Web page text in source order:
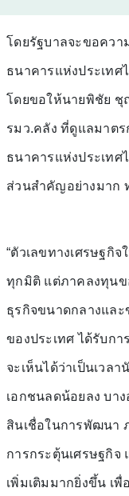
โดยรัฐบาลจะขอคว
ธนาคารแห่งประเท
โดยขอให้นายพิชัย ชุ
รมว.คลัง ที่ดูแลมาตร
ธนาคารแห่งประเทศ
ส่วนสำคัญอย่างมาก
“ตัวเลขทางเศรษฐกิ
ทุกมิติ แต่ภาคลงทุนข
ธุรกิจขนาดกลางแล
ของประเทศ ได้รับก
จะเห็นได้ว่าเป็นเวล
เอกชนลดน้อยลง บา
สินเชื่อในการพัฒนา
การกระตุ้นเศรษฐกิ
เพิ่มเติมมากยิ่งขึ้น เ